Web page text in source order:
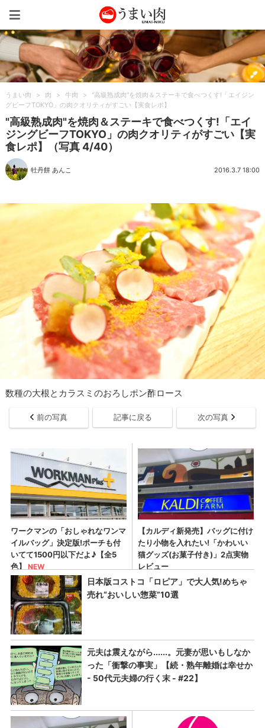
うまい肉 > 肉 > 牛肉 >
"高級熟成肉"を焼肉＆ステーキで食べつくす!「エイジン
グビーフTOKYO」の肉クオリティがすごい【実食レポ】
"高級熟成肉"を焼肉＆ステーキで食べつくす!「エイ
ジングビーフTOKYO」の肉クオリティがすごい【実
食レポ】（写真 4/40）
牡丹餅 あんこ 2016.3.7 18:00
数種の大根とカラスミのおろしポン酢ロース
前の写真 記事に戻る 次の写真